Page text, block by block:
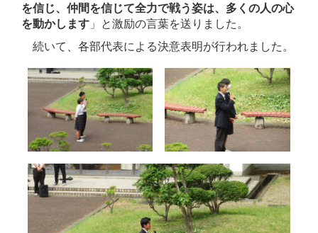
を信じ、仲間を信じて全力で戦う姿は、多くの人の心
を動かします 」と激励の言葉を送りました。
続いて、各部代表による決意表明が行われました。